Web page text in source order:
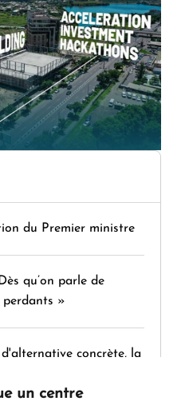
du Premier ministre
qu’on parle de
perdants »
concrète, la
un centre